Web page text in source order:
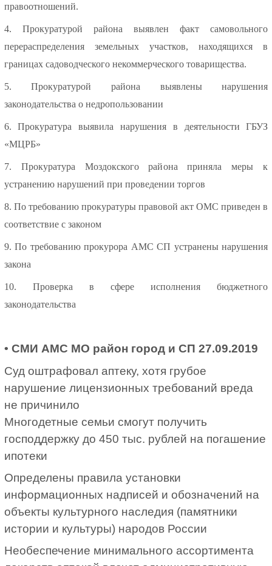
правоотношений.
4. Прокуратурой района выявлен факт самовольного
перераспределения земельных участков, находящихся в
границах садоводческого некоммерческого товарищества.
5. Прокуратурой района выявлены нарушения
законодательства о недропользовании
6. Прокуратура выявила нарушения в деятельности ГБУЗ
«МЦРБ»
7. Прокуратура Моздокского района приняла меры к
устранению нарушений при проведении торгов
8. По требованию прокуратуры правовой акт ОМС приведен в
соответствие с законом
9. По требованию прокурора АМС СП устранены нарушения
закона
10. Проверка в сфере исполнения бюджетного
законодательства
• СМИ АМС МО район город и СП 27.09.2019
Суд оштрафовал аптеку, хотя грубое
нарушение лицензионных требований вреда
не причинило
Многодетные семьи смогут получить
господдержку до 450 тыс. рублей на погашение
ипотеки
Определены правила установки
информационных надписей и обозначений на
объекты культурного наследия (памятники
истории и культуры) народов России
Необеспечение минимального ассортимента